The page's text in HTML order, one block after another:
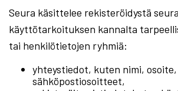
Seura käsittelee rekisteröidystä
käyttötarkoituksen kannalta
tai henkilötietojen ryhmiä:
yhteystiedot, kuten nimi,
sähköpostiosoitteet,